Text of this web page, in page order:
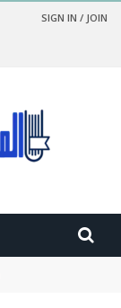
SIGN IN / JOIN